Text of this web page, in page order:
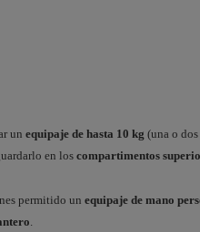
un equipaje de hasta 10 kg (una o
en los compartimentos
permitido un equipaje de mano